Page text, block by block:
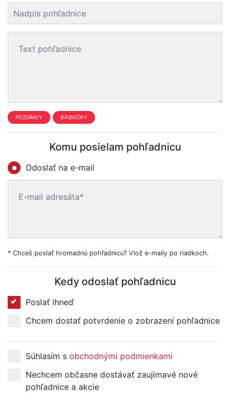
POZDRAVY BÁSNIČKY
Komu posielam pohľadnicu
Odoslať na e-mail
* Chceš poslať hromadnú pohľadnicu? Vlož e-maily po riadkoch.
Kedy odoslať pohľadnicu
Poslať ihneď
Chcem dostať potvrdenie o zobrazení pohľadnice
Súhlasím s obchodnými podmienkami
Nechcem občasne dostávať zaujímavé nové
pohľadnice a akcie